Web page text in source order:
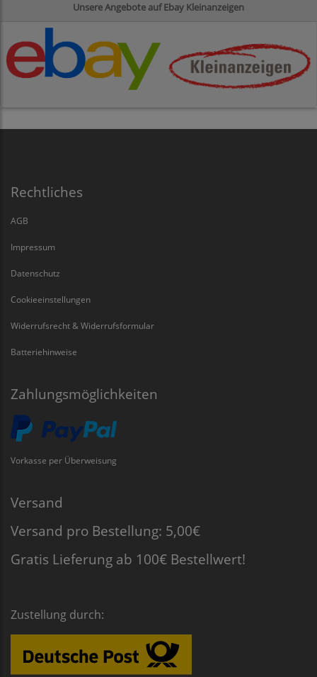
Unsere Angebote auf Ebay Kleinanzeigen
Rechtliches
AGB
Impressum
Datenschutz
Cookieeinstellungen
Widerrufsrecht & Widerrufsformular
Batteriehinweise
Zahlungsmöglichkeiten
Vorkasse per Überweisung
Versand
Versand pro Bestellung: 5,00€
Gratis Lieferung ab 100€ Bestellwert!
Zustellung durch: